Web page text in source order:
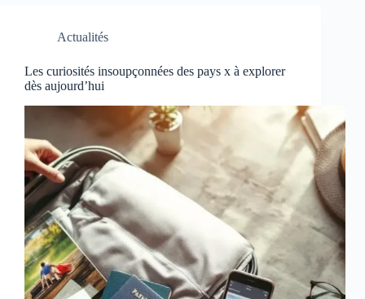
Actualités
Les curiosités insoupçonnées des pays x à explorer
dès aujourd’hui